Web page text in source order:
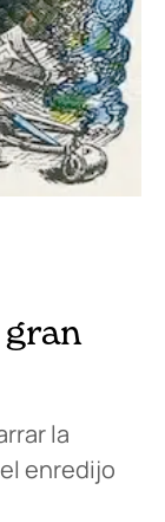
la
enredijo